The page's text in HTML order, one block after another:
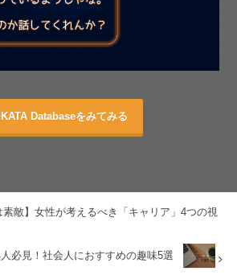
Databaseをみてみる
素敵】女性が考えるべき「キャリア」4つの視
必見！社会人におすすめの趣味5選